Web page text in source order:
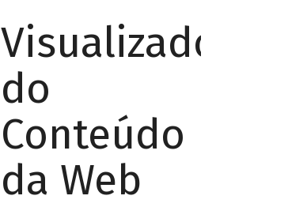
Visualizador
do
Conteúdo
da Web